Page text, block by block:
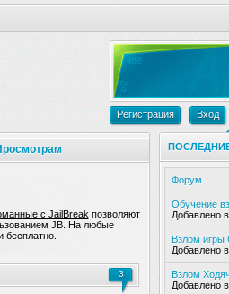
Регистрация Вход
с JailBreak позволяют
JB. На любые
бесплатно.
3
Форум
Обучение
Добавлено
Взлом
Добавлено
Взлом
Добавлено